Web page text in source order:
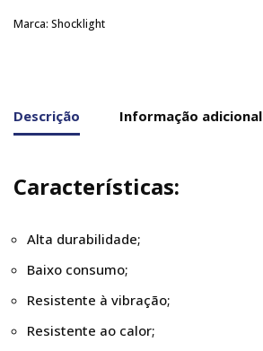
Marca: Shocklight
Descrição Informação adicional
Características:
Alta durabilidade;
Baixo consumo;
Resistente à vibração;
Resistente ao calor;